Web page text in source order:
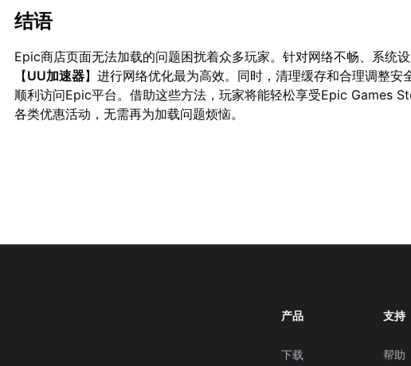
结语
Epic商店页面无法加载的问题困扰着众多玩家。针对网络不畅、系统
【UU加速器】进行网络优化最为高效。同时，清理缓存和合理调整安
顺利访问Epic平台。借助这些方法，玩家将能轻松享受Epic Games
各类优惠活动，无需再为加载问题烦恼。
产品
下载
支持
帮助